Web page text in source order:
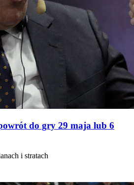
do gry 29 maja lub 6
i stratach